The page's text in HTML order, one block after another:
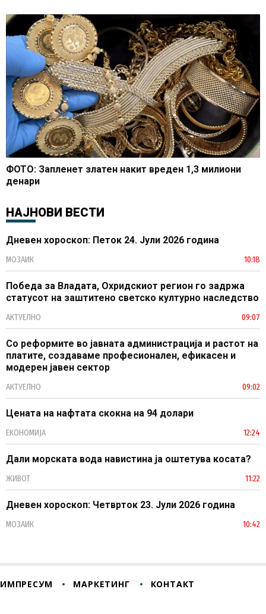
ФОТО: Запленет златен накит вреден 1,3 милиони
денари
НАЈНОВИ ВЕСТИ
Дневен хороскоп: Петок 24. Јули 2026 година
МОЗАИК 10:18
Победа за Владата, Охридскиот регион го задржа
статусот на заштитено светско културно наследство
АКТУЕЛНО 09:07
Со реформите во јавната администрација и растот на
платите, создаваме професионален, ефикасен и
модерен јавен сектор
АКТУЕЛНО 09:02
Цената на нафтата скокна на 94 долари
ЕКОНОМИЈА 12:24
Дали морската вода навистина ја оштетува косата?
ЖИВОТ 11:22
Дневен хороскоп: Четврток 23. Јули 2026 година
МОЗАИК 10:42
ИМПРЕСУМ МАРКЕТИНГ КОНТАКТ